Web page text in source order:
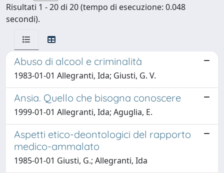
Risultati 1 - 20 di 20 (tempo di esecuzione: 0.048
secondi).
Abuso di alcool e criminalità
1983-01-01 Allegranti, Ida; Giusti, G. V.
Ansia. Quello che bisogna conoscere
1999-01-01 Allegranti, Ida; Aguglia, E.
Aspetti etico-deontologici del rapporto
medico-ammalato
1985-01-01 Giusti, G.; Allegranti, Ida